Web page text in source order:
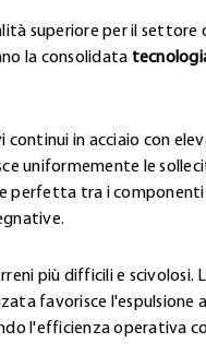
superiore per il settore
la consolidata
in acciaio con
uniformemente le
tra i componenti
più difficili e
favorisce
l'efficienza operativa